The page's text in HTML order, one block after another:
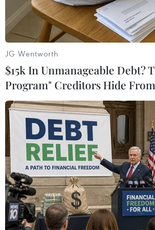
Húc.
Nơi xảy ra vụ đuối nước. (Ảnh:
Khoảng 15 giờ ngày 26/4, lực
nạn tỉnh Tuyên Quang đã tìm
sinh bị đuối nước trên sông Lô
JG Wentworth
$15k In Unmanageable Debt?
Program" Creditors Hide